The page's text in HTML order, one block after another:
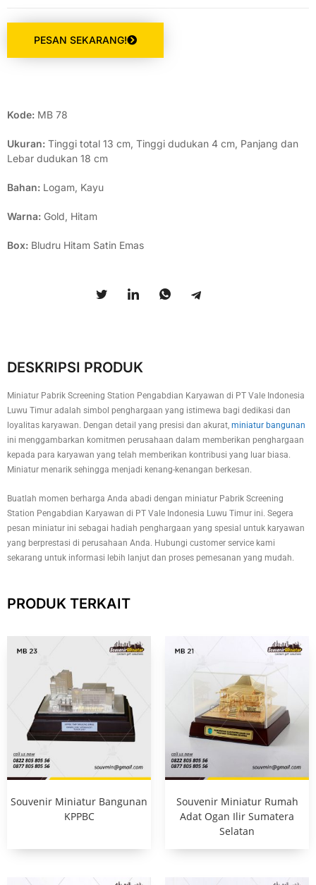
PESAN SEKARANG!
Kode: MB 78
Ukuran: Tinggi total 13 cm, Tinggi dudukan 4 cm, Panjang dan
Lebar dudukan 18 cm
Bahan: Logam, Kayu
Warna: Gold, Hitam
Box: Bludru Hitam Satin Emas
DESKRIPSI PRODUK
Miniatur Pabrik Screening Station Pengabdian Karyawan di PT Vale Indonesia
Luwu Timur adalah simbol penghargaan yang istimewa bagi dedikasi dan
loyalitas karyawan. Dengan detail yang presisi dan akurat, miniatur bangunan
ini menggambarkan komitmen perusahaan dalam memberikan penghargaan
kepada para karyawan yang telah memberikan kontribusi yang luar biasa.
Miniatur menarik sehingga menjadi kenang-kenangan berkesan.
Buatlah momen berharga Anda abadi dengan miniatur Pabrik Screening
Station Pengabdian Karyawan di PT Vale Indonesia Luwu Timur ini. Segera
pesan miniatur ini sebagai hadiah penghargaan yang spesial untuk karyawan
yang berprestasi di perusahaan Anda. Hubungi customer service kami
sekarang untuk informasi lebih lanjut dan proses pemesanan yang mudah.
PRODUK TERKAIT
Souvenir Miniatur Bangunan
KPPBC
Souvenir Miniatur Rumah
Adat Ogan Ilir Sumatera
Selatan